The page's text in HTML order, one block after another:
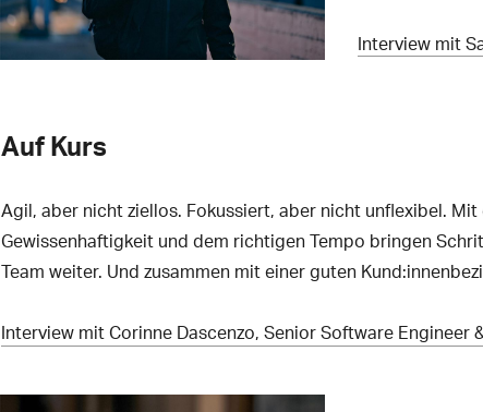
Interview mit
Auf Kurs
Agil, aber nicht ziellos. Fokussiert, aber nicht unflexibel.
Gewissenhaftigkeit und dem richtigen Tempo bringen
Team weiter. Und zusammen mit einer guten
Interview mit Corinne Dascenzo, Senior Software Engineer